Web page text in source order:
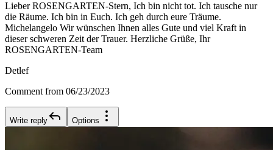
Lieber ROSENGARTEN-Stern, Ich bin nicht tot. Ich tausche nur
die Räume. Ich bin in Euch. Ich geh durch eure Träume.
Michelangelo Wir wünschen Ihnen alles Gute und viel Kraft in
dieser schweren Zeit der Trauer. Herzliche Grüße, Ihr
ROSENGARTEN-Team
Detlef
Comment from 06/23/2023
Write reply Options